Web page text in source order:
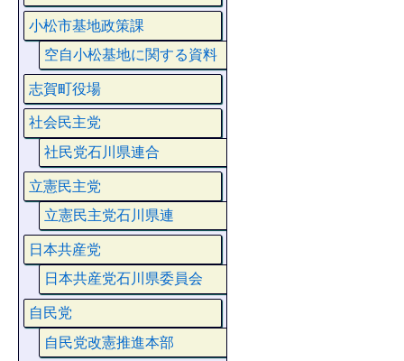
小松市基地政策課
空自小松基地に関する資料
志賀町役場
社会民主党
社民党石川県連合
立憲民主党
立憲民主党石川県連
日本共産党
日本共産党石川県委員会
自民党
自民党改憲推進本部